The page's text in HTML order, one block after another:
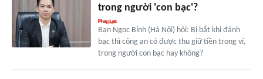
trong người 'con bạc'?
Bạn Ngọc Bính (Hà Nội) hỏi: Bị bắt khi đánh
bạc thì công an có được thu giữ tiền trong ví,
trong người con bạc hay không?